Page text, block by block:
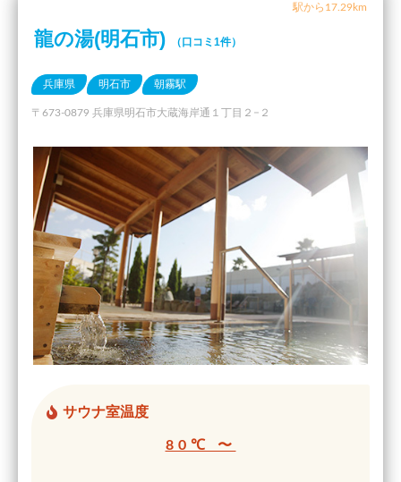
駅から17.29km
龍の湯(明石市) （口コミ1件）
兵庫県 明石市 朝霧駅
〒673-0879 兵庫県明石市大蔵海岸通１丁目２−２
サウナ室温度
80℃ 〜